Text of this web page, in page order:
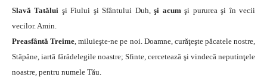
Slavă Tatălui şi Fiului şi Sfântului Duh,şi acum şi pururea şi în vecii
vecilor. Amin.
Preasfântă Treime , miluieşte-ne pe noi. Doamne, curăţeşte păcatele nostre,
Stăpâne, iartă fărădelegile noastre; Sfinte, cercetează şi vindecă neputinţele
noastre, pentru numele Tău.